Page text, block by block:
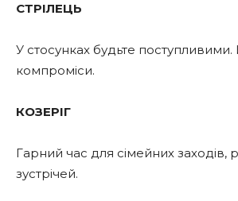
СТРІЛЕЦЬ
У стосунках будьте поступливими.
компроміси.
КОЗЕРІГ
Гарний час для сімейних заходів,
зустрічей.